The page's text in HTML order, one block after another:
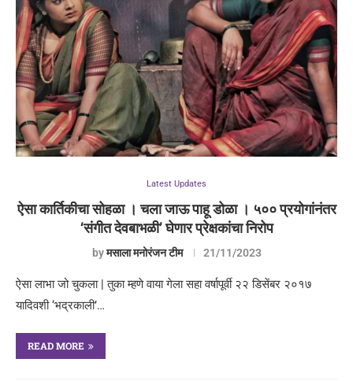
Latest Updates
ऐसा कार्तिकीचा सोहळा । चला जाऊ पाहू डोळा । ५०० प्रयोगांनंतर
‘संगीत देवबाभळी’ घेणार प्रेक्षकांचा निरोप
byमसाला मनोरंजन टीम 21/11/2023
ऐसा लाभा जो चुकला | तुका म्हणे वाया गेला सहा वर्षापूर्वी २२ डिसेंबर २०१७
यादिवशी ‘भद्रकाली’…
READ MORE